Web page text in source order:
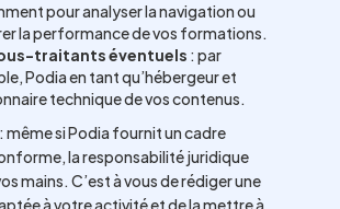
pour analyser la navigation ou
la performance de vos formations.
traitants éventuels : par
Podia en tant qu’hébergeur et
technique de vos contenus.
: même si Podia fournit un cadre
la responsabilité juridique
mains. C’est à vous de rédiger une
à votre activité et de la mettre à